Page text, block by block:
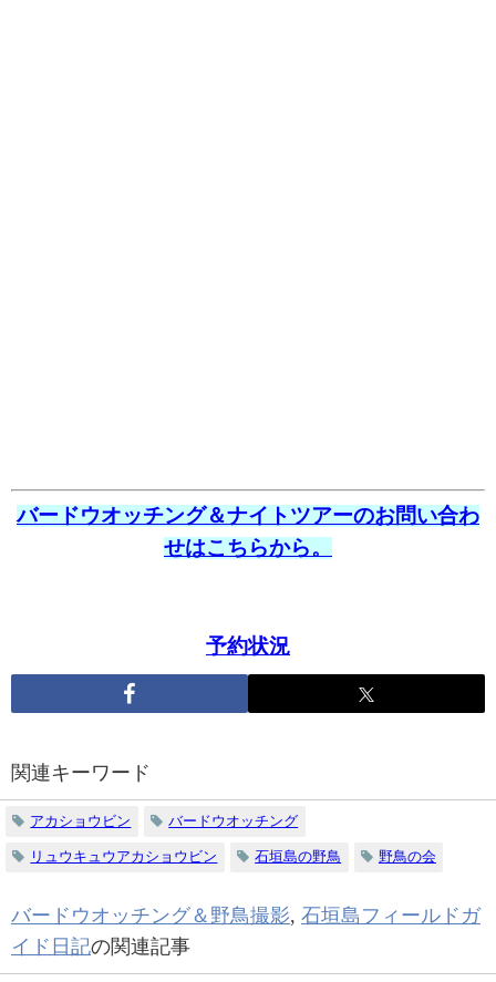
バードウオッチング＆ナイトツアーのお問い合わ
せはこちらから。
予約状況
関連キーワード
アカショウビン バードウオッチング
リュウキュウアカショウビン 石垣島の野鳥 野鳥の会
バードウオッチング＆野鳥撮影, 石垣島フィールドガ
イド日記の関連記事